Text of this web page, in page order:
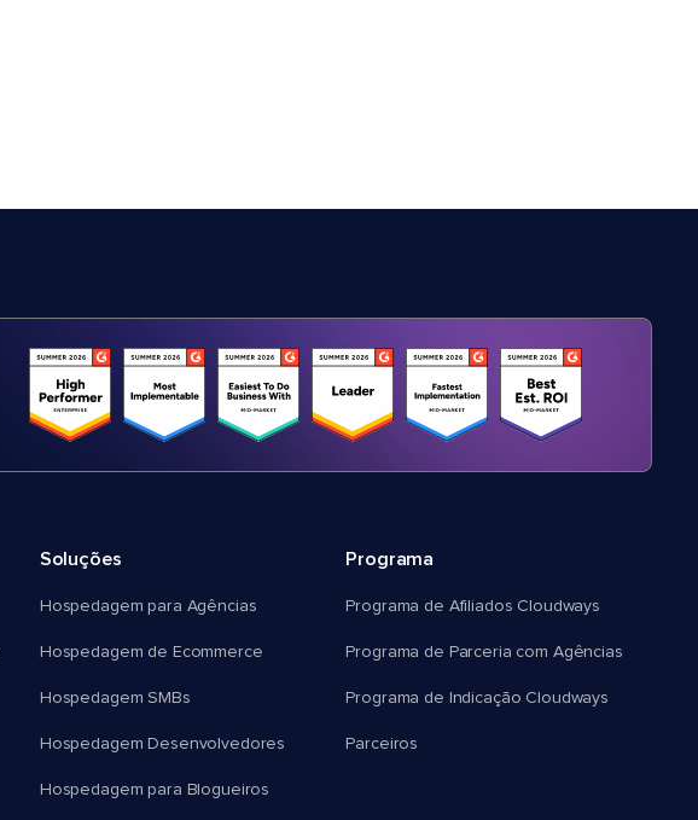
Soluções
Hospedagem para Agências
Hospedagem de Ecommerce
Hospedagem SMBs
Hospedagem Desenvolvedores
Hospedagem para Blogueiros
Programa
Programa de Afiliados Cloudways
Programa de Parceria com Agências
Programa de Indicação Cloudways
Parceiros